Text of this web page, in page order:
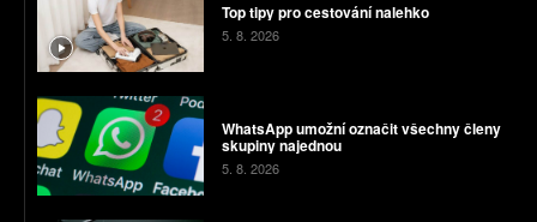
Top tipy pro cestování nalehko
5. 8. 2026
WhatsApp umožní označit všechny členy
skupiny najednou
5. 8. 2026